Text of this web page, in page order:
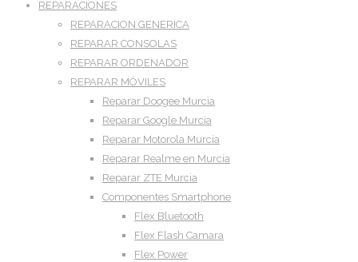
REPARACIONES
REPARACION GENERICA
REPARAR CONSOLAS
REPARAR ORDENADOR
REPARAR MÓVILES
Reparar Doogee Murcia
Reparar Google Murcia
Reparar Motorola Murcia
Reparar Realme en Murcia
Reparar ZTE Murcia
Componentes Smartphone
Flex Bluetooth
Flex Flash Camara
Flex Power